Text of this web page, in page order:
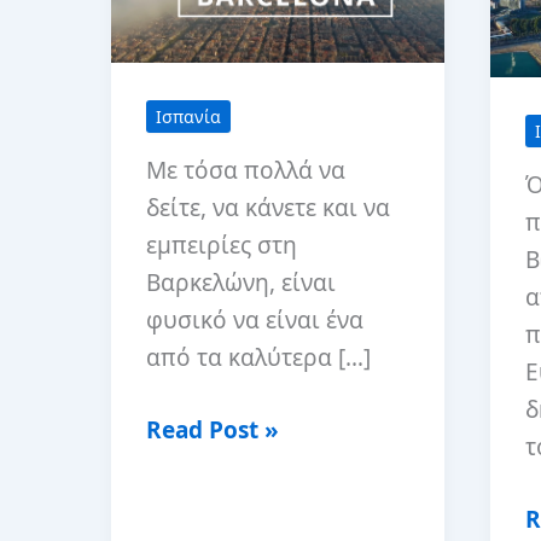
Ισπανία
Με τόσα πολλά να
δείτε, να κάνετε και να
εμπειρίες στη
Βαρκελώνη, είναι
φυσικό να είναι ένα
από τα καλύτερα […]
10
Read Post »